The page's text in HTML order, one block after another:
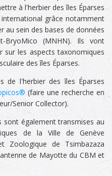
à l'herbier des îles Éparses
grâce notamment
au sein des bases de données
BryoMico (MNHN). Ils vont
sur les aspects taxonomiques
des îles Éparses.
de l'herbier des îles Éparses
(faire une recherche en
Senior Collector).
sont également transmises au
de la Ville de Genève
Zoologique de Tsimbazaza
de Mayotte du CBM et